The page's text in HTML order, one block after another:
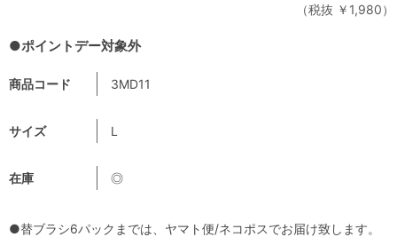
●ポイントデー対象外
税抜 ￥1,980
商品コード 3MD11
サイズ L
在庫 ◎
●替ブラシ6パックまでは、ヤマト便/ネコポスでお届け致します。